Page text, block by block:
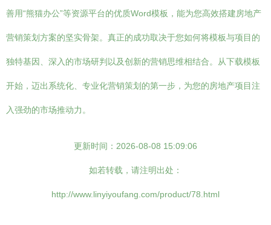
善用“熊猫办公”等资源平台的优质Word模板，能为您高效搭建房地产
营销策划方案的坚实骨架。真正的成功取决于您如何将模板与项目的
独特基因、深入的市场研判以及创新的营销思维相结合。从下载模板
开始，迈出系统化、专业化营销策划的第一步，为您的房地产项目注
入强劲的市场推动力。
更新时间：2026-08-08 15:09:06
如若转载，请注明出处：
http://www.linyiyoufang.com/product/78.html